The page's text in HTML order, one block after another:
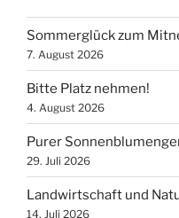
Sommerglück zum
7. August 2026
Bitte Platz nehmen!
4. August 2026
Purer
29. Juli 2026
Landwirtschaft und
14. Juli 2026